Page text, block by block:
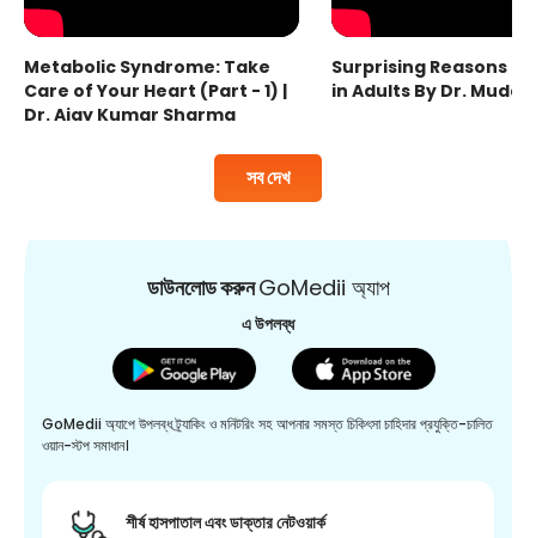
সব দেখ
Metabolic Syndrome: Take
Care of Your Heart (Part - 1) |
Dr. Ajay Kumar Sharma
Surprising Reasons
in Adults By Dr.
ডাউনলোড করুনGoMedii অ্যাপ
এ উপলব্ধ
GoMedii অ্যাপে উপলব্ধ ট্র্যাকিং ও মনিটরিং সহ আপনার সমস্ত চিকিৎসা চাহিদার প্রযুক্তি-চালিত
ওয়ান-স্টপ সমাধান।
শীর্ষ হাসপাতাল এবং ডাক্তার নেটওয়ার্ক